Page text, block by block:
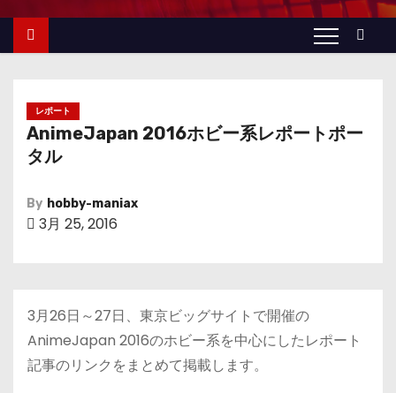
レポート
AnimeJapan 2016ホビー系レポートポー
タル
By hobby-maniax
3月 25, 2016
3月26日～27日、東京ビッグサイトで開催の
AnimeJapan 2016のホビー系を中心にしたレポート
記事のリンクをまとめて掲載します。